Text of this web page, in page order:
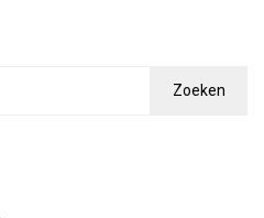
Zoeken